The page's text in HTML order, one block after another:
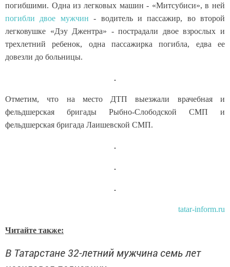
погибшими. Одна из легковых машин - «Митсубиси», в ней
погибли двое мужчин - водитель и пассажир, во второй
легковушке «Дэу Джентра» - пострадали двое взрослых и
трехлетний ребенок, одна пассажирка погибла, едва ее
довезли до больницы.
Отметим, что на место ДТП выезжали врачебная и
фельдшерская бригады Рыбно-Слободской СМП и
фельдшерская бригада Лаишевской СМП.
tatar-inform.ru
Читайте также:
В Татарстане 32-летний мужчина семь лет